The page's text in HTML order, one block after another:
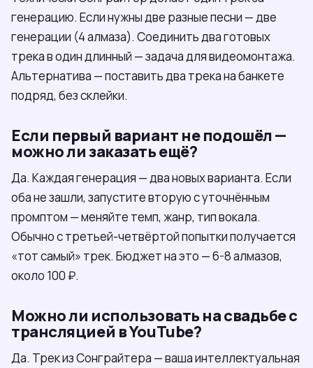
генерацию. Если нужны две разные песни — две
генерации (4 алмаза). Соединить два готовых
трека в один длинный — задача для видеомонтажа.
Альтернатива — поставить два трека на банкете
подряд, без склейки.
Если первый вариант не подошёл —
можно ли заказать ещё?
Да. Каждая генерация — два новых варианта. Если
оба не зашли, запустите вторую с уточнённым
промптом — меняйте темп, жанр, тип вокала.
Обычно с третьей-четвёртой попытки получается
«тот самый» трек. Бюджет на это — 6-8 алмазов,
около 100 ₽.
Можно ли использовать на свадьбе с
трансляцией в YouTube?
Да. Трек из Сонграйтера — ваша интеллектуальная